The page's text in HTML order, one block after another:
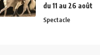
du 11 au 26 août
Spectacle